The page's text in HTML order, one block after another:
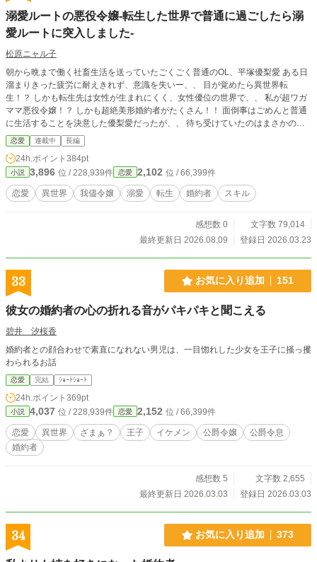
溺愛ルートの悪役令嬢-転生した世界で普通に過ごしたら溺
愛ルートに突入しました-
松原ニャル子
朝から晩まで働く社畜生活を送っていたごくごく普通のOL、平塚優梨愛 ある日
溜まりきった疲労に耐えきれず、意識を失いー、、 目が覚めたら異世界転
生！？ しかも転生先は女性が生まれにくく、女性優位の世界で、、 私が超ワガ
ママ悪役令嬢！？ しかも超絶美形婚約者がたくさん！！ 面倒事はごめんと普通
に生活することを決意した優梨愛だったが、、 待ち受けていたのはまさかの溺
愛ルートだった！？ 普通とは違った異世界に翻弄されながらも新しい人生を歩
む少女の異世界恋愛ストーリー！ ※基本毎週日曜日更新予定！ 主の妄想をたん
まりと詰め込んだ初投稿作品です、よろしくお願いします！
恋愛 連載中 長編
24h.ポイント 384pt
小説 3,896 位 / 228,939件 恋愛 2,102 位 / 66,399件
恋愛 異世界 我儘令嬢 溺愛 転生 婚約者 スキル
感想数 0
文字数 79,014
最終更新日 2026.08.09
登録日 2026.03.23
33 お気に入り追加 151
彼女の婚約者の心の折れる音がパキパキと聞こえる
碧井 汐桜香
婚約者との顔合わせで素直になれない男児は、一目惚れした少女を王子に掻っ攫
わられるお話
恋愛 完結 ｼｮｰﾄｼｮｰﾄ
24h.ポイント 369pt
小説 4,037 位 / 228,939件 恋愛 2,152 位 / 66,399件
恋愛 異世界 ざまぁ？ 王子 イケメン 公爵令嬢
公爵令息
婚約者
感想数 5
文字数 2,655
最終更新日 2026.03.03
登録日 2026.03.03
34 お気に入り追加 373